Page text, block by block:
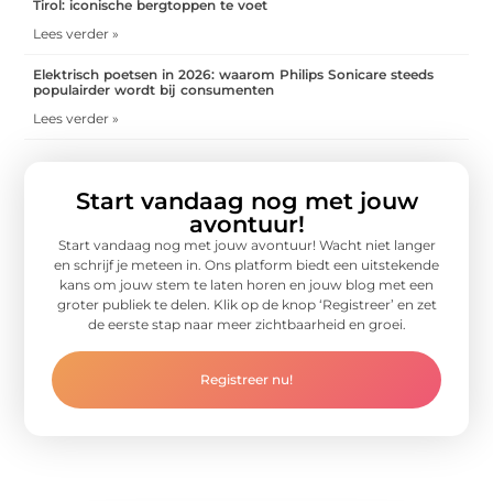
Tirol: iconische bergtoppen te voet
Lees verder »
Elektrisch poetsen in 2026: waarom Philips Sonicare steeds
populairder wordt bij consumenten
Lees verder »
Start vandaag nog met jouw
avontuur!
Start vandaag nog met jouw avontuur! Wacht niet langer
en schrijf je meteen in. Ons platform biedt een uitstekende
kans om jouw stem te laten horen en jouw blog met een
groter publiek te delen. Klik op de knop ‘Registreer’ en zet
de eerste stap naar meer zichtbaarheid en groei.
Registreer nu!